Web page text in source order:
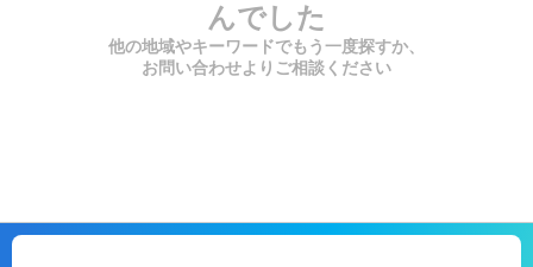
んでした
他の地域やキーワードでもう一度探すか、
お問い合わせよりご相談ください